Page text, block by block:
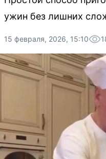
ужин без лишних
15 февраля, 2026, 15:10